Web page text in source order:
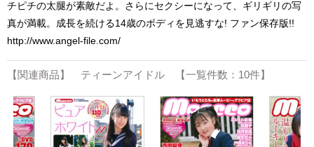
チピチの太腿が素敵だよ。さらにセクシーになって、ギリギリの写
真が満載。成長を続ける14歳のボディを見逃すな! ファン保存版!!
http://www.angel-file.com/
【関連商品】 ティーンアイドル 【一覧件数：10件】